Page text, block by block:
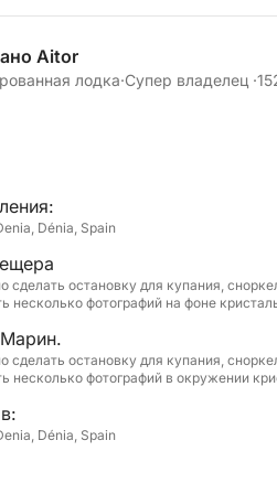
– включена.
сноркелинга на 6 человек –
морские
на лодке к самым
4-тактным подвесным
для использования в
скорость 33-35
Aitor
лодка·Супер владелец ·
Dénia, Spain
остановку для купания,
несколько фотографий на фоне
остановку для купания,
несколько фотографий в окружении
Dénia, Spain